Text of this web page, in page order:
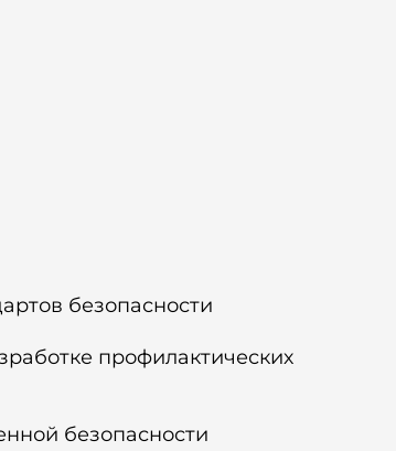
безопасности
профилактических
безопасности